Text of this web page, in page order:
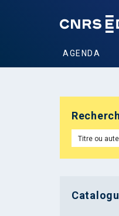
AGENDA